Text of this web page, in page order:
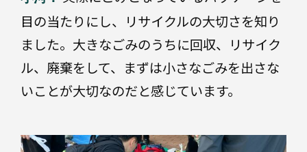
目の当たりにし、リサイクルの大切さを知り
ました。大きなごみのうちに回収、リサイク
ル、廃棄をして、まずは小さなごみを出さな
いことが大切なのだと感じています。